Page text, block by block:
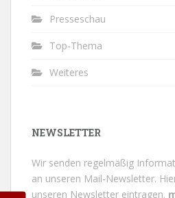
Presseschau
Top-Thema
Weiteres
NEWSLETTER
Wir senden regelmäßig
an unseren Mail-Newsletter.
unseren Newsletter eintragen.